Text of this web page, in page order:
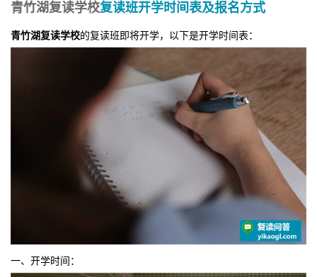
青竹湖复读学校复读班开学时间表及报名方式
青竹湖复读学校的复读班即将开学，以下是开学时间表：
一、开学时间：